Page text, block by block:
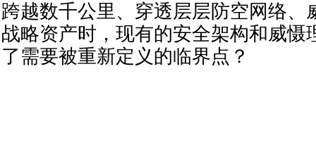
跨越数千公里、穿透层层防空网络、
战略资产时，现有的安全架构和威慑
了需要被重新定义的临界点？